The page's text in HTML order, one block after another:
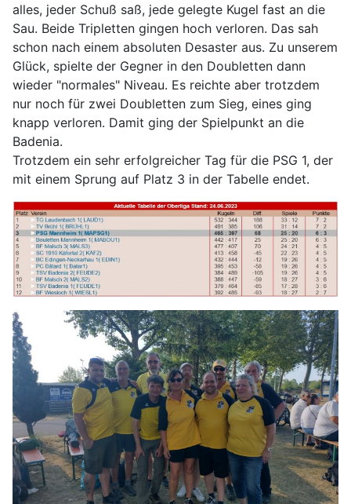
alles, jeder Schuß saß, jede gelegte Kugel fast an die
Sau. Beide Tripletten gingen hoch verloren. Das sah
schon nach einem absoluten Desaster aus. Zu unserem
Glück, spielte der Gegner in den Doubletten dann
wieder "normales" Niveau. Es reichte aber trotzdem
nur noch für zwei Doubletten zum Sieg, eines ging
knapp verloren. Damit ging der Spielpunkt an die
Badenia.
Trotzdem ein sehr erfolgreicher Tag für die PSG 1, der
mit einem Sprung auf Platz 3 in der Tabelle endet.